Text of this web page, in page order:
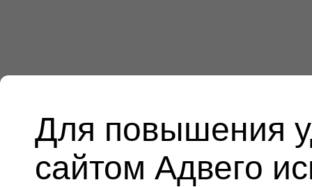
Для повышения
сайтом Адвего